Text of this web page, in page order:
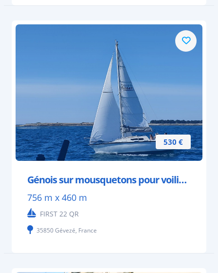
530 €
Génois sur mousquetons pour voilier 6 à 7 mètres
756 m x 460 m
FIRST 22 QR
35850 Gévezé, France